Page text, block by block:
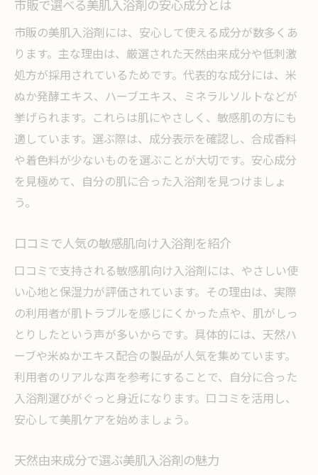
市販で選べる美肌入浴剤の安心成分とは
市販の美肌入浴剤には、安心して使える成分が数多くあ
ります。主な理由は、厳選された天然由来成分や低刺激
処方が採用されているためです。代表的な成分には、米
ぬか発酵エキス、ハーブエキス、ミネラルソルトなどが
挙げられます。これらは肌にやさしく、敏感肌の方にも
適しています。選ぶ際は、成分表示を確認し、合成香料
や着色料が少ないものを選ぶことが大切です。安心成分
を見極めて、自分の肌に合った入浴剤を見つけましょ
う。
口コミで人気の敏感肌向け入浴剤を紹介
口コミで支持される敏感肌向け入浴剤には、やさしい使
い心地と保湿力が評価されています。その理由は、実際
の利用者が肌トラブルを感じにくかった点や、肌がしっ
とりしたという声が多いからです。具体的には、天然ハ
ーブや米ぬかエキス配合の製品が人気を集めています。
利用者のリアルな声を参考にすることで、自分に合った
入浴剤選びがぐっと身近になります。口コミを活用し、
安心して美肌ケアを始めましょう。
天然由来成分で選ぶ美肌入浴剤の魅力